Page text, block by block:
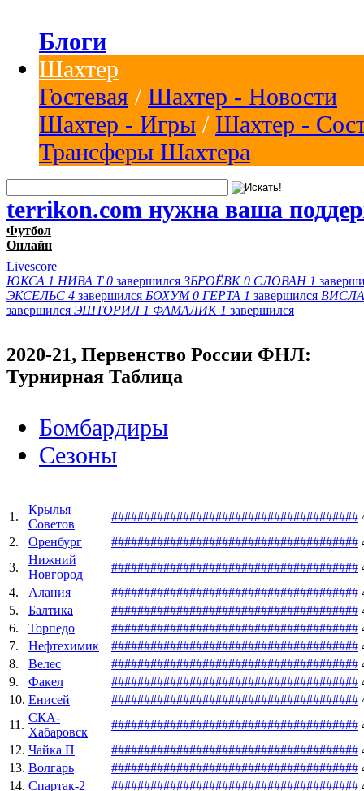
Блоги
Шахтер
Гостевая / Шахтер - Новости
Шахтер - Игры / Шахтер -
Трансферы Шахтера
terrikon.com нужна ваша
Футбол
Онлайн
Livescore
ЮКСА 1 НИВА Т 0 завершился ЗБРОЁВК 0 СЛОВАН 1
ЭКСЕЛЬС 4 завершился БОХУМ 0 ГЕРТА 1 завершился
завершился ЭШТОРИЛ 1 ФАМАЛИК 1 завершился
2020-21, Первенство России ФНЛ:
Турнирная Таблица
Бомбардиры
Сезоны
1.
Крылья
Советов
######################################
2.
Оренбург ######################################
3.
Нижний
Новгород
######################################
4.
Алания ######################################
5.
Балтика ######################################
6.
Торпедо ######################################
7.
Нефтехимик ######################################
8.
Велес ######################################
9.
Факел ######################################
10. Енисей ######################################
11.
СКА-
Хабаровск
######################################
12. Чайка П ######################################
13. Волгарь ######################################
14. Спартак-2 ######################################